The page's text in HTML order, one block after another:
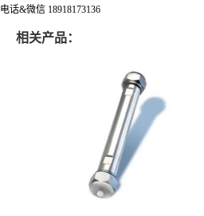
电话&微信 18918173136
相关产品：